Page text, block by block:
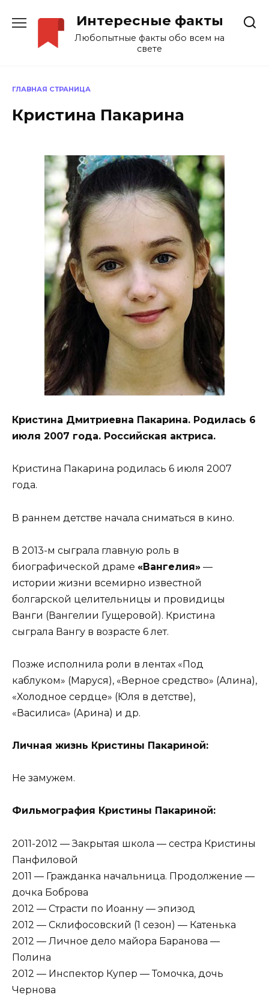
содержанию
Интересные факты
Любопытные факты обо всем на
свете
ГЛАВНАЯ СТРАНИЦА
Кристина Пакарина
Кристина Дмитриевна Пакарина. Родилась 6
июля 2007 года. Российская актриса.
Кристина Пакарина родилась 6 июля 2007
года.
В раннем детстве начала сниматься в кино.
В 2013-м сыграла главную роль в
биографической драме «Вангелия» —
истории жизни всемирно известной
болгарской целительницы и провидицы
Ванги (Вангелии Гущеровой). Кристина
сыграла Вангу в возрасте 6 лет.
Позже исполнила роли в лентах «Под
каблуком» (Маруся), «Верное средство» (Алина),
«Холодное сердце» (Юля в детстве),
«Василиса» (Арина) и др.
Личная жизнь Кристины Пакариной:
Не замужем.
Фильмография Кристины Пакариной:
2011-2012 — Закрытая школа — сестра Кристины
Панфиловой
2011 — Гражданка начальница. Продолжение —
дочка Боброва
2012 — Страсти по Иоанну — эпизод
2012 — Склифосовский (1 сезон) — Катенька
2012 — Личное дело майора Баранова —
Полина
2012 — Инспектор Купер — Томочка, дочь
Чернова